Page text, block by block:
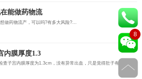
能做药物流
做药物流产，可以吗?有多大风险?...
内膜厚度1.3
8